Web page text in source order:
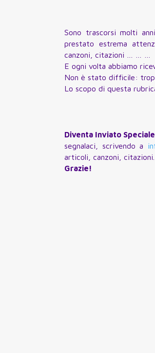
Sono trascorsi molti
prestato estrema
canzoni, citazioni … … …
E ogni volta abbiamo
Non è stato difficile:
Lo scopo di questa
Diventa Inviato Speciale
segnalaci, scrivendo a
articoli, canzoni, citazioni.
Grazie!